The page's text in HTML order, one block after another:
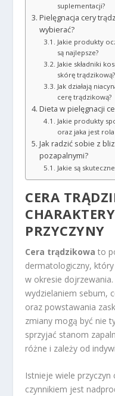
suplementacji?
Pielęgnacja cery
wybierać?
Jakie produkty
są najlepsze?
Jakie składniki
skórę trądzikową?
Jak działają
cerę trądzikową?
Dieta w pielęgnacji
Jakie produkty
oraz jaka jest
Jak radzić sobie z
pozapalnymi?
Jakie są
CERA
PRZYCZYNY
Cera trądzikowa to
dermatologiczny,
w okresie
wydzielaniem sebum,
oraz powstawania
zmiany mogą być nie
sprzyjać stanom
różne i zależy od
Istnieje wiele przyczyn
czynnikiem jest